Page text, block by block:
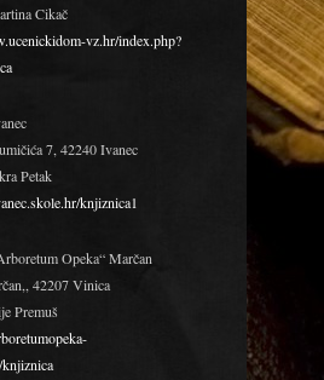
Cikač
vz.hr/index.php?
7, 42240 Ivanec
Petak
knjiznica1
Opeka“ Marčan
42207 Vinica
Premuš